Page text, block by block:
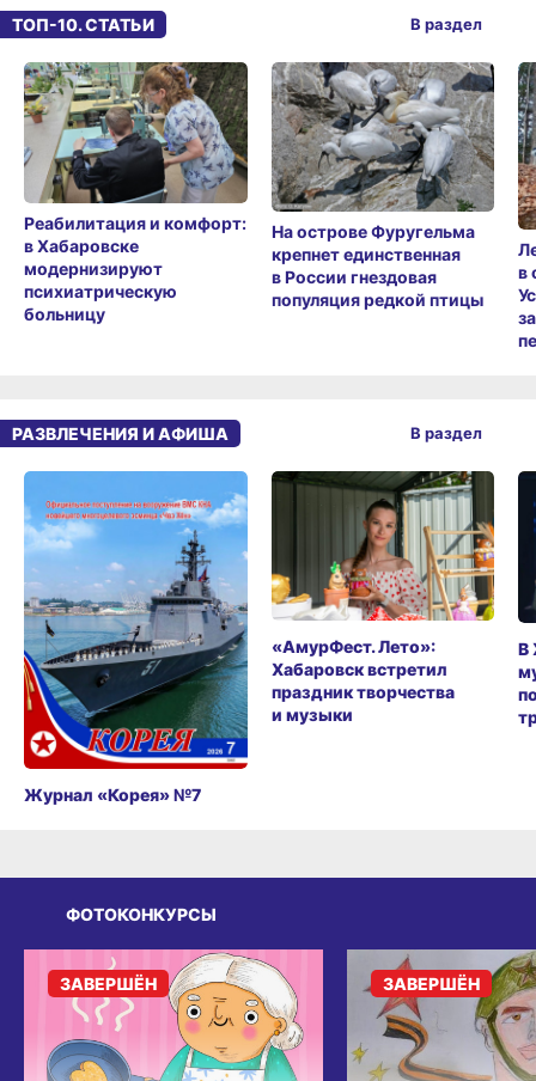
ТОП-10. СТАТЬИ
Реабилитация и комфорт:
в Хабаровске
модернизируют
психиатрическую
больницу
На острове Фуругельма
крепнет единственная
в России гнездовая
популяция редкой птицы
в
В раздел
РАЗВЛЕЧЕНИЯ И АФИША
Журнал «Корея» №7
«АмурФест. Лето»:
Хабаровск встретил
праздник творчества
и музыки
В
В раздел
ФОТОКОНКУРСЫ
ЗАВЕРШЁН ЗАВЕРШЁН